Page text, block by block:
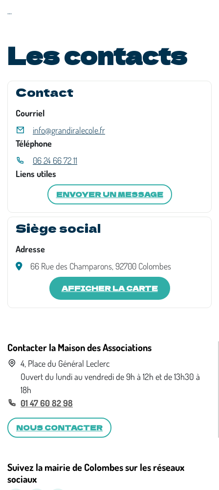
...
Les contacts
Contact
Courriel
info@grandiralecole.fr
Téléphone
06 24 66 72 11
Liens utiles
ENVOYER UN MESSAGE
Siège social
Adresse
66 Rue des Champarons, 92700 Colombes
AFFICHER LA CARTE
Contacter la Maison des Associations
4, Place du Général Leclerc
Ouvert du lundi au vendredi de 9h à 12h et de 13h30 à
18h
01 47 60 82 98
NOUS CONTACTER
Suivez la mairie de Colombes sur les réseaux
sociaux